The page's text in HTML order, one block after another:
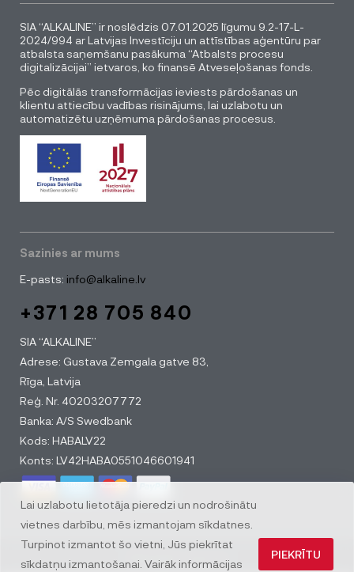
Lai uzlabotu lietotāja pieredzi un nodrošinātu
vietnes darbību, mēs izmantojam sīkdatnes.
Turpinot izmantot šo vietni, Jūs piekrītat
sīkdatņu izmantošanai. Vairāk informācijas
PIEKRĪTU
SIA “ALKALINE” ir noslēdzis 07.01.2025 līgumu 9.2-17-L-
2024/994 ar Latvijas Investīciju un attīstības aģentūru par
atbalsta saņemšanu pasākuma “Atbalsts procesu
digitalizācijai” ietvaros, ko finansē Atveseļošanas fonds.
Pēc digitālās transformācijas ieviests pārdošanas un
klientu attiecību vadības risinājums, lai uzlabotu un
automatizētu uzņēmuma pārdošanas procesus.
Sazinies ar mums
E-pasts: info@alkaline.lv
+371 28 705 840
SIA “ALKALINE”
Adrese: Gustava Zemgala gatve 83,
Rīga, Latvija
Reģ. Nr. 40203207772
Banka: A/S Swedbank
Kods: HABALV22
Konts: LV42HABA0551046601941
© All rights reserved